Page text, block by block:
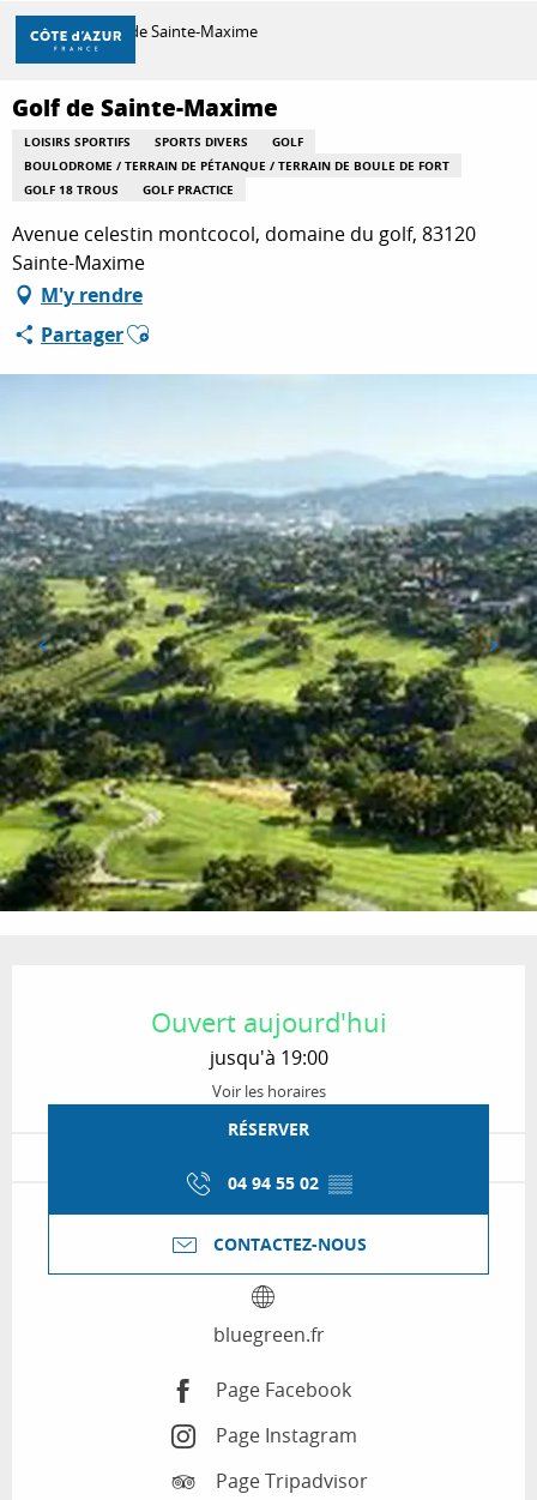
Aller
contenu
principal
DÉCOUVRIR
À FAIRE
SÉJOURNER
Accueil Golf de Sainte-Maxime
Golf de Sainte-Maxime
LOISIRS SPORTIFS SPORTS DIVERS
GOLF
BOULODROME / TERRAIN DE PÉTANQUE / TERRAIN DE BOULE DE FORT
GOLF 18 TROUS
GOLF PRACTICE
Avenue celestin montcocol, domaine du golf, 83120
Sainte-Maxime
M'y rendre
PartagerAjouter aux favoris
Ouvert aujourd'hui
jusqu'à 19:00
Voir les horaires
RÉSERVER
04 94 55 02 ▒▒
CONTACTEZ-NOUS
bluegreen.fr
Page Facebook
Page Instagram
Page Tripadvisor